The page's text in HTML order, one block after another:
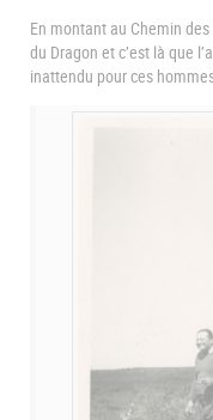
En montant au Chemin
du Dragon et c’est là que
inattendu pour ces